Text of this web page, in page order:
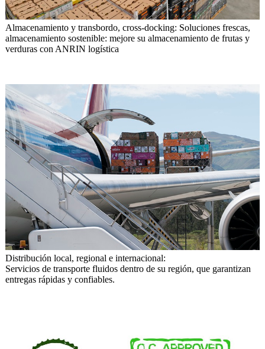
Almacenamiento y transbordo, cross-docking: Soluciones frescas,
almacenamiento sostenible: mejore su almacenamiento de frutas y
verduras con ANRIN logística
Distribución local, regional e internacional:
Servicios de transporte fluidos dentro de su región, que garantizan
entregas rápidas y confiables.